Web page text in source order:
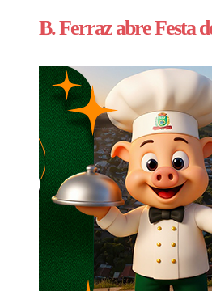
B. Ferraz abre Festa